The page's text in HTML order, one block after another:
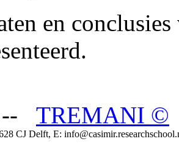
en
TREMANI ©
CJ Delft, E: